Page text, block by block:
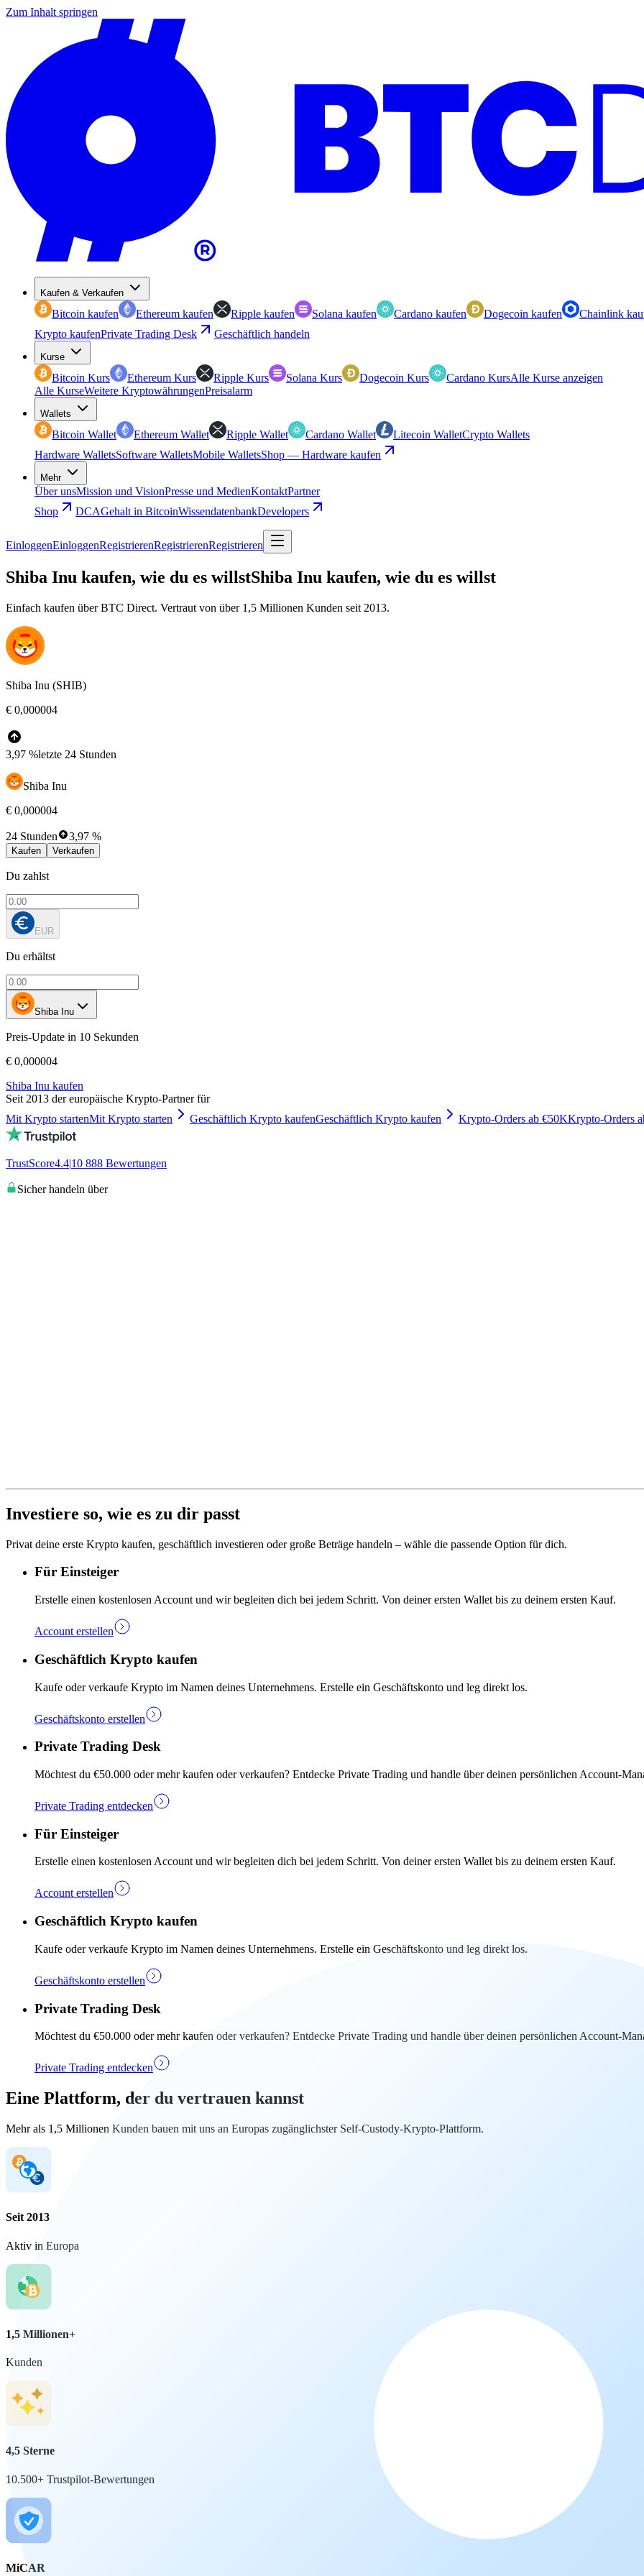
Zum Inhalt springen
Kaufen & Verkaufen
Bitcoin kaufen Ethereum kaufen Ripple kaufen Solana kaufen Cardano kaufen Dogecoin kaufen Chainlink
Krypto kaufenPrivate Trading Desk Geschäftlich handeln
Kurse
Bitcoin Kurs Ethereum Kurs Ripple Kurs Solana Kurs Dogecoin Kurs Cardano KursAlle Kurse anzeigen
Alle KurseWeitere KryptowährungenPreisalarm
Wallets
Bitcoin Wallet Ethereum Wallet Ripple Wallet Cardano Wallet Litecoin WalletCrypto Wallets
Hardware WalletsSoftware WalletsMobile WalletsShop — Hardware kaufen
Mehr
Über unsMission und VisionPresse und MedienKontaktPartner
Shop
DCAGehalt in BitcoinWissendatenbankDevelopers
EinloggenEinloggenRegistrierenRegistrierenRegistrieren
Shiba Inu kaufen, wie du es willstShiba Inu kaufen, wie du es willst
Einfach kaufen über BTC Direct. Vertraut von über 1,5 Millionen Kunden seit 2013.
Shiba Inu (SHIB)
€ 0,000004
3,97 %letzte 24 Stunden
Shiba Inu
€ 0,000004
24 Stunden 3,97 %
Kaufen Verkaufen
Du zahlst
EUR
Du erhältst
Shiba Inu
Preis-Update in 10 Sekunden
€ 0,000004
Shiba Inu kaufen
Seit 2013 der europäische Krypto-Partner für
Mit Krypto startenMit Krypto starten Geschäftlich Krypto kaufenGeschäftlich Krypto kaufen Krypto-Orders ab €50KKrypto-Orders
TrustScore4.4|10 888 Bewertungen
Sicher handeln über
Investiere so, wie es zu dir passt
Privat deine erste Krypto kaufen, geschäftlich investieren oder große Beträge handeln – wähle die passende Option für dich.
Für Einsteiger
Erstelle einen kostenlosen Account und wir begleiten dich bei jedem Schritt. Von deiner ersten Wallet bis zu deinem ersten Kauf.
Account erstellen
Geschäftlich Krypto kaufen
Kaufe oder verkaufe Krypto im Namen deines Unternehmens. Erstelle ein Geschäftskonto und leg direkt los.
Geschäftskonto erstellen
Private Trading Desk
Möchtest du €50.000 oder mehr kaufen oder verkaufen? Entdecke Private Trading und handle über deinen persönlichen Account-
Private Trading entdecken
Für Einsteiger
Erstelle einen kostenlosen Account und wir begleiten dich bei jedem Schritt. Von deiner ersten Wallet bis zu deinem ersten Kauf.
Account erstellen
Geschäftlich Krypto kaufen
Kaufe oder verkaufe Krypto im Namen deines Unternehmens. Erstelle ein Geschäftskonto und leg direkt los.
Geschäftskonto erstellen
Private Trading Desk
Möchtest du €50.000 oder mehr kaufen oder verkaufen? Entdecke Private Trading und handle über deinen persönlichen Account-
Private Trading entdecken
Eine Plattform, der du vertrauen kannst
Mehr als 1,5 Millionen Kunden bauen mit uns an Europas zugänglichster Self-Custody-Krypto-Plattform.
Seit 2013
Aktiv in Europa
1,5 Millionen+
Kunden
4,5 Sterne
10.500+ Trustpilot-Bewertungen
MiCAR